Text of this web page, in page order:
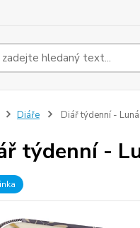
Diáře Diář týdenní -
týdenní -